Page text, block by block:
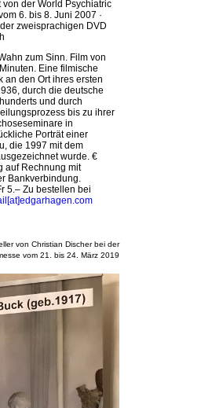
von der World Psychiatric
6. bis 8. Juni 2007 ·
zweisprachigen DVD
zum Sinn. Film von
Eine filmische
an den Ort ihres ersten
durch die deutsche
und durch
bis zu ihrer
in
Porträt einer
die 1997 mit dem
wurde. €
auf Rechnung mit
Bankverbindung.
5.– Zu bestellen bei
von Christian Discher bei der
vom 21. bis 24. März 2019